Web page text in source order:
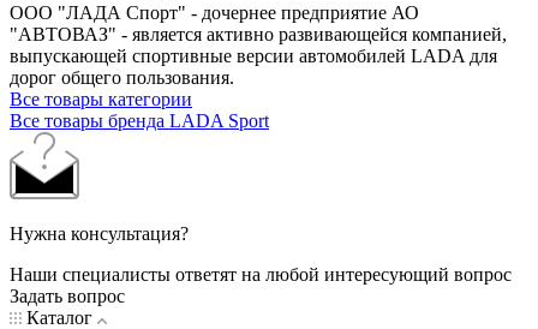
ООО "ЛАДА Спорт" - дочернее предприятие АО
"АВТОВАЗ" - является активно развивающейся компанией,
выпускающей спортивные версии автомобилей LADA для
дорог общего пользования.
Все товары категории
Все товары бренда LADA Sport
Нужна консультация?
Наши специалисты ответят на любой интересующий вопрос
Задать вопрос
Каталог